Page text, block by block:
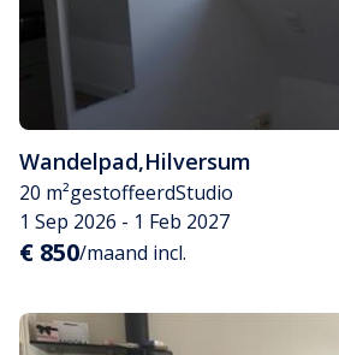
Wandelpad,Hilversum
20 m²gestoffeerdStudio
1 Sep 2026 - 1 Feb 2027
€ 850/maand incl.